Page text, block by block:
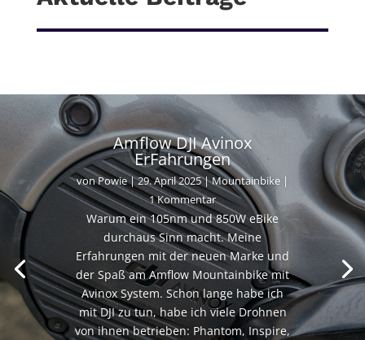
Amflow DJI Avinox
ErFahrungen
vonPowie|29. April 2025|Mountainbike |
1 Kommentar
Warum ein 105nm und 850W eBike
durchaus Sinn macht. Meine
Erfahrungen mit der neuen Marke und
der Spaß am Amflow Mountainbike mit
Avinox System. Schon lange habe ich
mit DJI zu tun, habe ich viele Drohnen
von ihnen betrieben: Phantom, Inspire,